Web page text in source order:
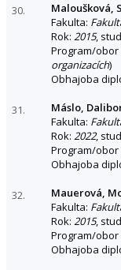
30. Maloušková,
Fakulta:
Rok: 2015,
Program/obor
organizacích)
Obhajoba
31.
Máslo,
Fakulta:
Rok: 2022,
Program/obor
Obhajoba
32. Mauerová,
Fakulta:
Rok: 2015,
Program/obor
Obhajoba